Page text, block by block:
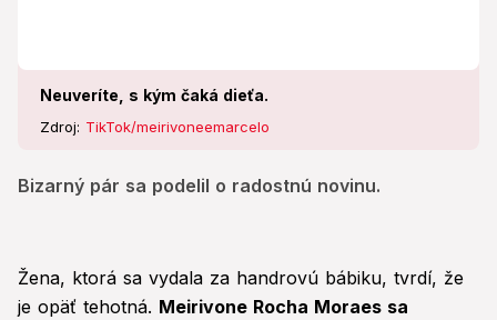
Neuveríte, s kým čaká dieťa.
Zdroj: TikTok/meirivoneemarcelo
Bizarný pár sa podelil o radostnú novinu.
Žena, ktorá sa vydala za handrovú bábiku, tvrdí, že
je opäť tehotná. Meirivone Rocha Moraes sa